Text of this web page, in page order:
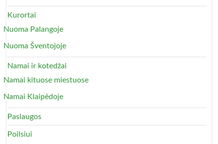
Kurortai
Nuoma Palangoje
Nuoma Šventojoje
Namai ir kotedžai
Namai kituose miestuose
Namai Klaipėdoje
Paslaugos
Poilsiui